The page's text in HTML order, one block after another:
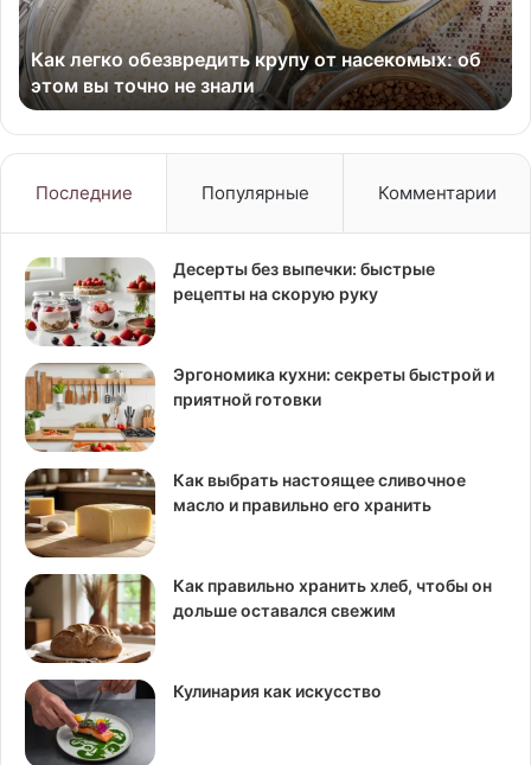
об
этом
вы
точно
не
знали
Как легко обезвредить крупу от насекомых: об
этом вы точно не знали
Последние Популярные Комментарии
Десерты без выпечки: быстрые
рецепты на скорую руку
Эргономика кухни: секреты быстрой и
приятной готовки
Как выбрать настоящее сливочное
масло и правильно его хранить
Как правильно хранить хлеб, чтобы он
дольше оставался свежим
Кулинария как искусство